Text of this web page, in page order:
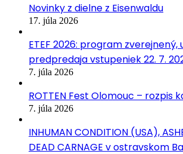
Novinky z dielne z Eisenwaldu
17. júla 2026
ETEF 2026: program zverejnený,
predpredaja vstupeniek 22. 7.
7. júla 2026
ROTTEN Fest Olomouc – rozpis
7. júla 2026
INHUMAN CONDITION (USA),
DEAD CARNAGE v ostravskom